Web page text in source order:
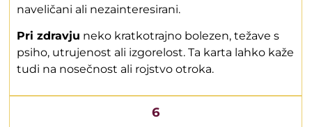
naveličani ali nezainteresirani.
Pri zdravju neko kratkotrajno bolezen, težave s
psiho, utrujenost ali izgorelost. Ta karta lahko kaže
tudi na nosečnost ali rojstvo otroka.
6